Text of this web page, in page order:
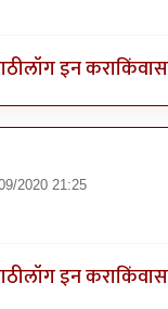
लॉग इन कराकिंवा
2020 21:25
लॉग इन कराकिंवा